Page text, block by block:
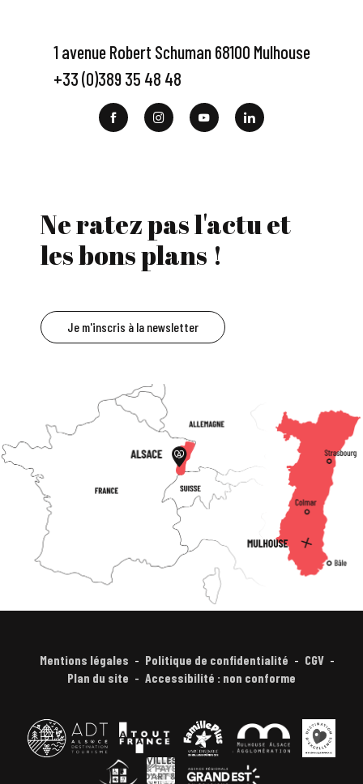
1 avenue Robert Schuman 68100 Mulhouse
+33 (0)389 35 48 48
Ne ratez pas l'actu et
les bons plans !
Je m'inscris à la newsletter
Mentions légales Politique de confidentialité
CGV
Plan du site
Accessibilité : non conforme